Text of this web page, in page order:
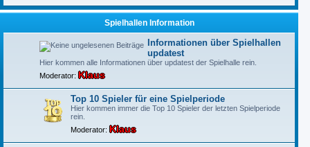
Spielhallen Information
Informationen über Spielhallen
updatest
Hier kommen alle Informationen über updatest der Spielhalle rein.
Moderator: Klaus
Top 10 Spieler für eine Spielperiode
Hier kommen immer die Top 10 Spieler der letzten Spielperiode
rein.
Moderator: Klaus